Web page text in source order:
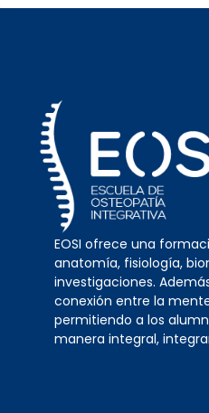
EOSI ofrece una
anatomía, fisiología,
investigaciones.
conexión entre la
permitiendo a los
manera integral,